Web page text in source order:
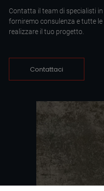
Contatta il team di specialisti
forniremo consulenza e tutte
realizzare il tuo progetto.
Contattaci